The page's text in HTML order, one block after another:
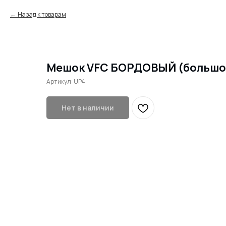
Назад к товарам
Мешок VFC БОРДОВЫЙ
Артикул: UP4
Нет в наличии